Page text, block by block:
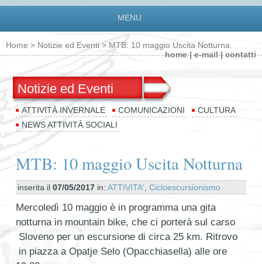
MENU
Home > Notizie ed Eventi > MTB: 10 maggio Uscita Notturna
home|e-mail|contatti
Notizie ed Eventi
ATTIVITÀ INVERNALE COMUNICAZIONI
CULTURA
NEWS ATTIVITÀ SOCIALI
MTB: 10 maggio Uscita Notturna
inserita il 07/05/2017 in: ATTIVITA' Cicloescursionismo
Mercoledì 10 maggio è in programma una gita
notturna in mountain bike, che ci porterà sul carso
Sloveno per un escursione di circa 25 km. Ritrovo
in piazza a Opatje Selo (Opacchiasella) alle ore